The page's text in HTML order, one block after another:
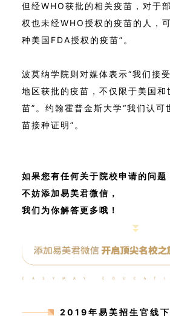
但经WHO获批的相关疫苗，对于
权也未经WHO授权的疫苗的人，
种美国FDA授权的疫苗”。
波莫纳学院则对媒体表示“我们接
地区获批的疫苗，不仅限于美国和
苗”。约翰霍普金斯大学“我们认可
苗接种证明”。
如果您有任何关于院校申请的问题
不妨添加易美君微信，
我们为你解答更多哦！
2019年易美招生官线